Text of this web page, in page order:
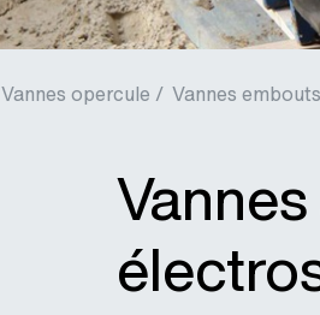
Vannes opercule / Vannes